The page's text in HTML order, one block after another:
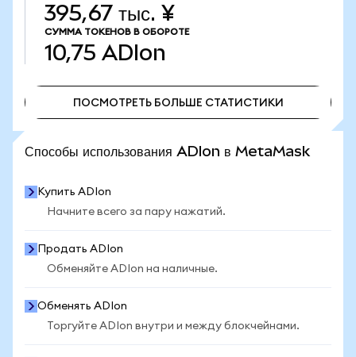
395,67 тыс. ¥
СУММА ТОКЕНОВ В ОБОРОТЕ
10,75 ADIon
ПОСМОТРЕТЬ БОЛЬШЕ СТАТИСТИКИ
Способы использования ADIon в MetaMask
Купить ADIon
Начните всего за пару нажатий.
Продать ADIon
Обменяйте ADIon на наличные.
Обменять ADIon
Торгуйте ADIon внутри и между блокчейнами.